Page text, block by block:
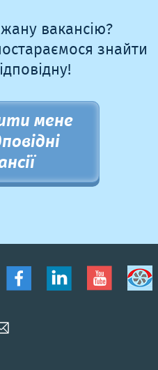
вакансію?
знайти
мене